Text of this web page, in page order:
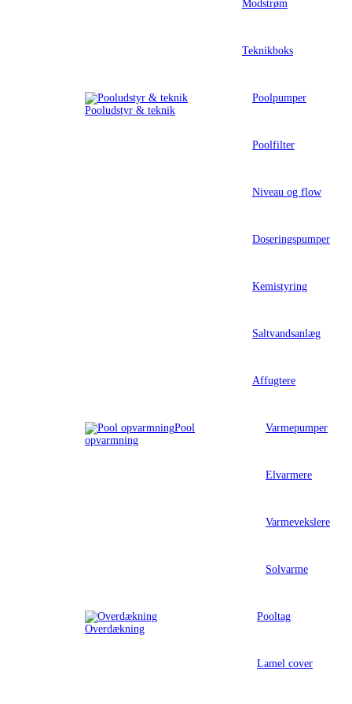
Modstrøm
Teknikboks
Pooludstyr & teknik
Poolpumper
Poolfilter
Niveau og flow
Doseringspumper
Kemistyring
Saltvandsanlæg
Affugtere
Pool
opvarmning
Varmepumper
Elvarmere
Varmevekslere
Solvarme
Overdækning
Pooltag
Lamel cover